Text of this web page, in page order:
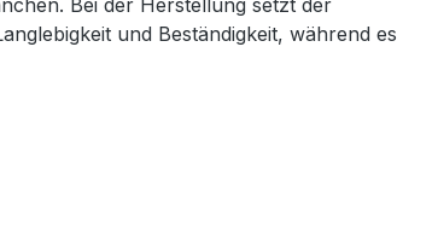
und Beständigkeit, während es